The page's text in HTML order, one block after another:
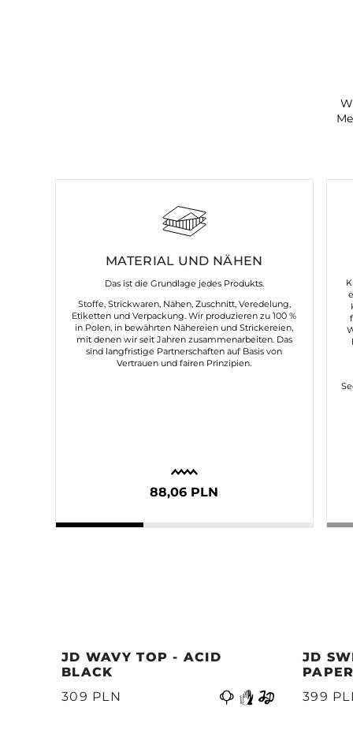
MATERIAL UND NÄHEN
Das ist die Grundlage jedes Produkts.
Stoffe, Strickwaren, Nähen, Zuschnitt, Veredelung,
Etiketten und Verpackung. Wir produzieren zu 100 %
in Polen, in bewährten Nähereien und Strickereien,
mit denen wir seit Jahren zusammenarbeiten. Das
sind langfristige Partnerschaften auf Basis von
Vertrauen und fairen Prinzipien.
88,06 PLN
JD WAVY TOP - ACID
BLACK
309 PLN
JD
399
Vorherige